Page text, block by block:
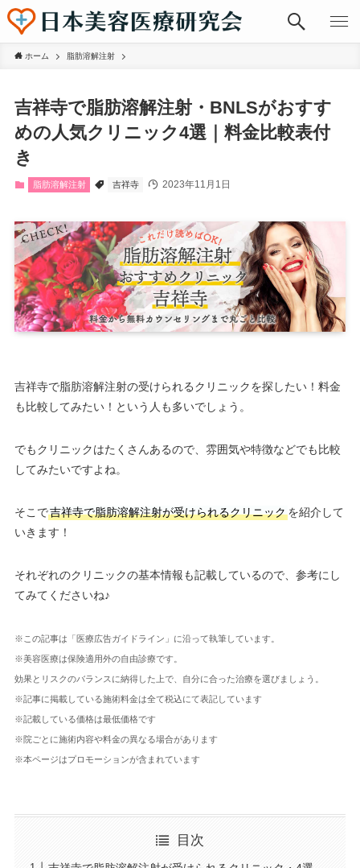
ホーム 脂肪溶解注射
吉祥寺で脂肪溶解注射・BNLSがおすす
めの人気クリニック4選｜料金比較表付
き
脂肪溶解注射 吉祥寺 2023年11月1日
吉祥寺で脂肪溶解注射の受けられるクリニックを探したい！料金
も比較してみたい！という人も多いでしょう。
でもクリニックはたくさんあるので、雰囲気や特徴などでも比較
してみたいですよね。
そこで吉祥寺で脂肪溶解注射が受けられるクリニックを紹介して
いきます！
それぞれのクリニックの基本情報も記載しているので、参考にし
てみてくださいね♪
※この記事は「医療広告ガイドライン」に沿って執筆しています。
※美容医療は保険適用外の自由診療です。
効果とリスクのバランスに納得した上で、自分に合った治療を選びましょう。
※記事に掲載している施術料金は全て税込にて表記しています
※記載している価格は最低価格です
※院ごとに施術内容や料金の異なる場合があります
※本ページはプロモーションが含まれています
目次